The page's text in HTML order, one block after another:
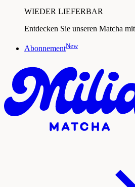
WIEDER LIEFERBAR
Entdecken Sie unseren Matcha
AbonnementNew